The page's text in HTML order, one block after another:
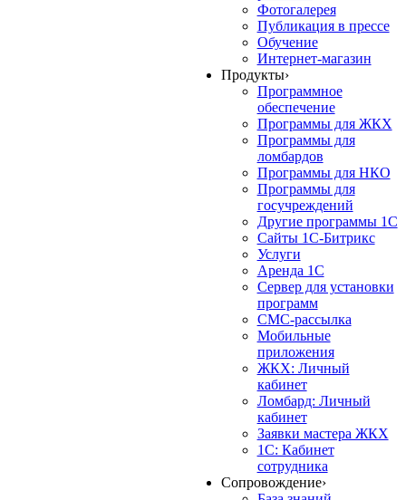
Фотогалерея
Публикация в прессе
Обучение
Интернет-магазин
Продукты›
Программное
обеспечение
Программы для ЖКХ
Программы для
ломбардов
Программы для НКО
Программы для
госучреждений
Другие программы 1С
Сайты 1С-Битрикс
Услуги
Аренда 1С
Сервер для установки
программ
СМС-рассылка
Мобильные
приложения
ЖКХ: Личный
кабинет
Ломбард: Личный
кабинет
Заявки мастера ЖКХ
1С: Кабинет
сотрудника
Сопровождение›